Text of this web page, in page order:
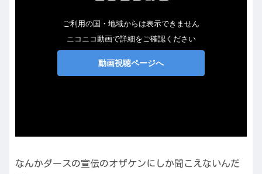
なんかダースの宣伝のオザケンにしか聞こえないんだ